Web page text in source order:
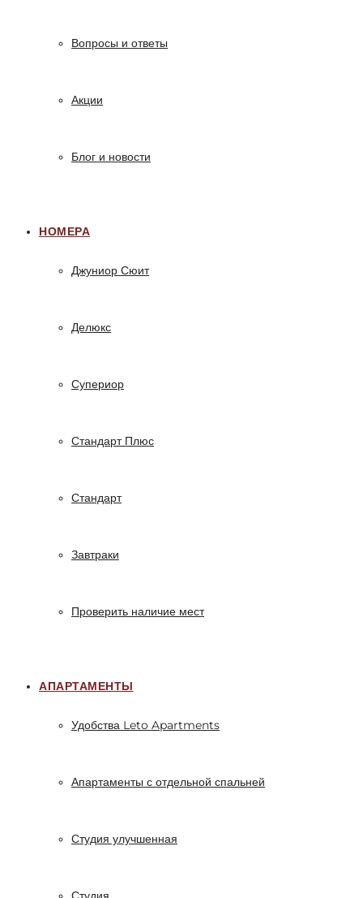
Вопросы и ответы
Акции
Блог и новости
НОМЕРА
Джуниор Сюит
Делюкс
Супериор
Стандарт Плюс
Стандарт
Завтраки
Проверить наличие мест
АПАРТАМЕНТЫ
Удобства Leto Apartments
Апартаменты с отдельной спальней
Студия улучшенная